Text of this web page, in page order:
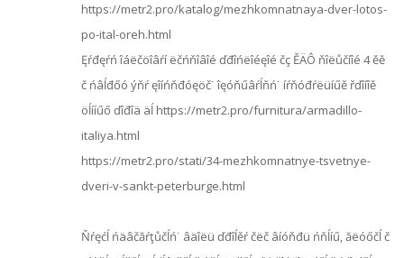
https://metr2.pro/katalog/mezhkomnatnaya-dver-lotos-
po-ital-oreh.html
Ęŕđęŕń îáëčöîâŕí ëčńňîâîé ďđîńëîéęîé čç ĚÄÔ ňîëůčíîé 4 ěě
č ńâĺđőó ýňŕ ęîíńňđóęöč˙ îęóňűâŕĺňń˙ íŕňóđŕëüíűě řďîíîě
öĺííűő ďîđîä äĺ https://metr2.pro/furnitura/armadillo-
italiya.html
https://metr2.pro/stati/34-mezhkomnatnye-tsvetnye-
dveri-v-sankt-peterburge.html
Ňŕęćĺ ńäâčăŕţůčĺń˙ âäîëü ďđîĺěŕ čëč âíóňđü ńňĺíű, ăëóőčĺ č